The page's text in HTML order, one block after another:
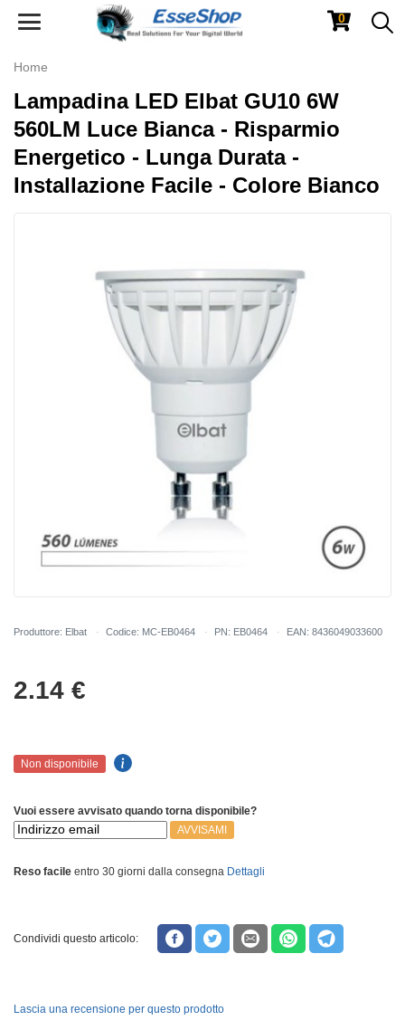
Toggle
0
Home
Lampadina LED Elbat GU10 6W
560LM Luce Bianca - Risparmio
Energetico - Lunga Durata -
Installazione Facile - Colore Bianco
Produttore: Elbat Codice: MC-EB0464 PN: EB0464 EAN: 8436049033600
2.14 €
Non disponibile
Vuoi essere avvisato quando torna disponibile?
AVVISAMI
Reso facile entro 30 giorni dalla consegna Dettagli
Condividi questo articolo:
Lascia una recensione per questo prodotto